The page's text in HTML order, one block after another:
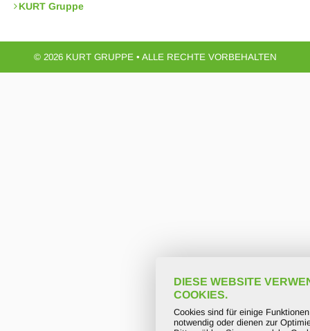
KURT Gruppe
© 2026 KURT GRUPPE • ALLE RECHTE VORBEHALTEN
DIESE WEBSITE
COOKIES.
Cookies sind für einige
notwendig oder dienen zur